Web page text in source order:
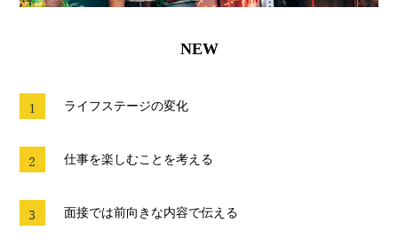
NEW
ライフステージの変化
仕事を楽しむことを考える
面接では前向きな内容で伝える